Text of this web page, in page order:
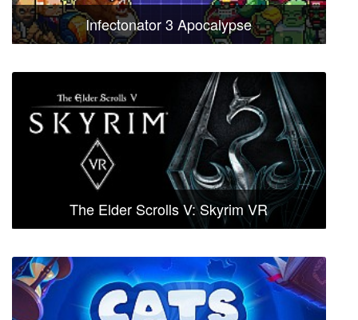
Infectonator 3 Apocalypse
The Elder Scrolls V: Skyrim VR